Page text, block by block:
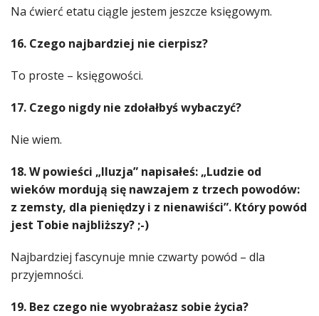
Na ćwierć etatu ciągle jestem jeszcze księgowym.
16. Czego najbardziej nie cierpisz?
To proste – księgowości.
17. Czego nigdy nie zdołałbyś wybaczyć?
Nie wiem.
18. W powieści „Iluzja” napisałeś: „Ludzie od
wieków mordują się nawzajem z trzech powodów:
z zemsty, dla pieniędzy i z nienawiści”. Który powód
jest Tobie najbliższy? ;-)
Najbardziej fascynuje mnie czwarty powód – dla
przyjemności.
19. Bez czego nie wyobrażasz sobie życia?